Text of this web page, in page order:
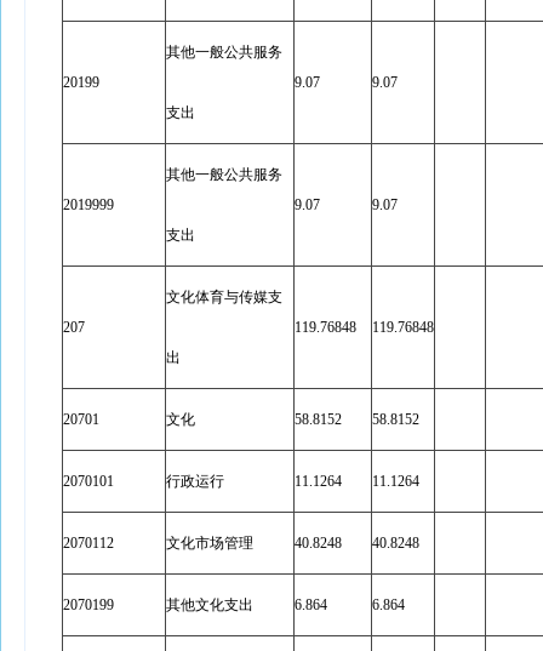
20199
其他一般公共服务
支出
9.07 9.07
2019999
其他一般公共服务
支出
9.07 9.07
207
文化体育与传媒支
出
119.76848 119.76848
20701 文化 58.8152 58.8152
2070101 行政运行 11.1264 11.1264
2070112 文化市场管理 40.8248 40.8248
2070199 其他文化支出 6.864 6.864